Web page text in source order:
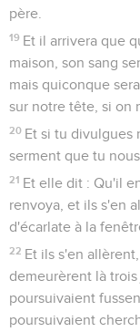
père.
19 Et il arrivera que
maison, son sang
mais quiconque
sur notre tête, si on
20 Et si tu divulgues
serment que tu
21 Et elle dit : Qu'il
renvoya, et ils s'en
d'écarlate à la
22 Et ils s'en
demeurèrent là
poursuivaient
poursuivaient